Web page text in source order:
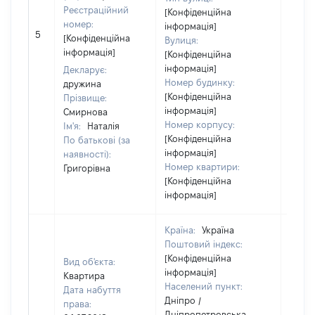
5
Реєстраційний
номер:
[Конфіденційна
інформація]
Декларує:
дружина
Прізвище:
Смирнова
Ім'я:
Наталія
По батькові (за
наявності):
Григорівна
[Конфіденційна
інформація]
Вулиця:
[Конфіденційна
інформація]
Номер будинку:
[Конфіденційна
інформація]
Номер корпусу:
[Конфіденційна
інформація]
Номер квартири:
[Конфіденційна
інформація]
Вид об'єкта:
Квартира
Дата набуття
права:
Країна:
Україна
Поштовий індекс:
[Конфіденційна
інформація]
Населений пункт:
Дніпро /